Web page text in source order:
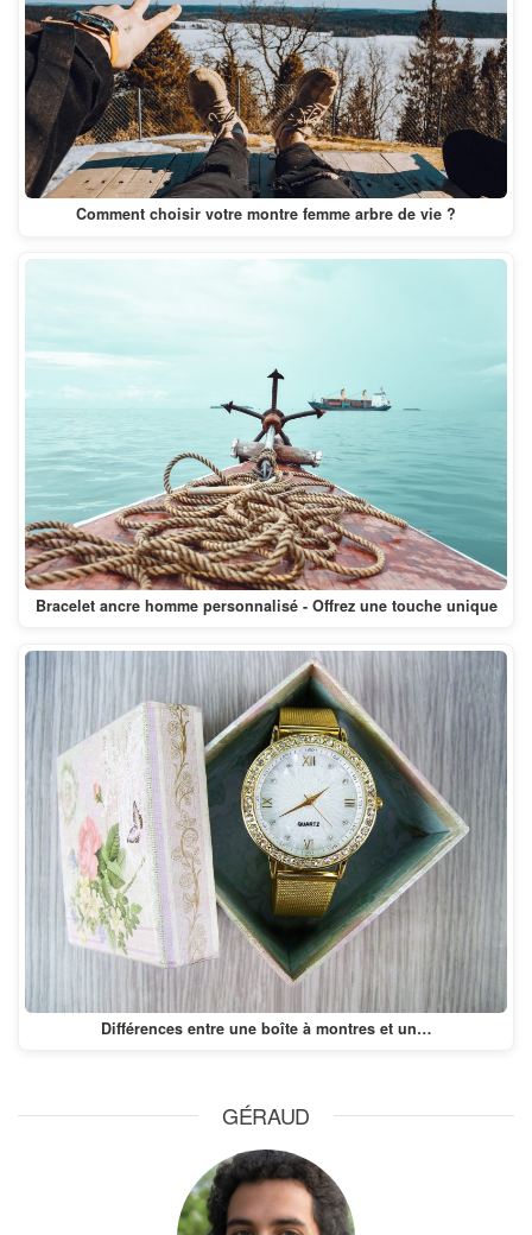
Comment choisir votre montre femme arbre de vie ?
Bracelet ancre homme personnalisé - Offrez une touche unique
Différences entre une boîte à montres et un…
GÉRAUD